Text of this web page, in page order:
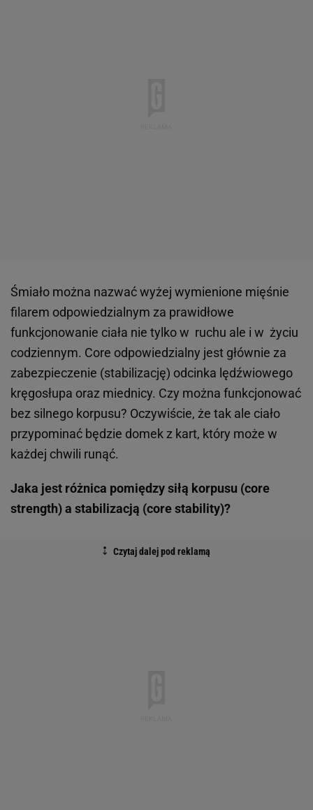
Śmiało można nazwać wyżej wymienione mięśnie
filarem odpowiedzialnym za prawidłowe
funkcjonowanie ciała nie tylko w ruchu ale i w życiu
codziennym. Core odpowiedzialny jest głównie za
zabezpieczenie (stabilizację) odcinka lędźwiowego
kręgosłupa oraz miednicy. Czy można funkcjonować
bez silnego korpusu? Oczywiście, że tak ale ciało
przypominać będzie domek z kart, który może w
każdej chwili runąć.
Jaka jest różnica pomiędzy siłą korpusu (core
strength) a stabilizacją (core stability)?